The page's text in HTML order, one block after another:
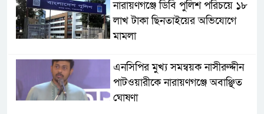
নারায়ণগঞ্জে ডিবি পুলিশ পরিচয়ে ১৮
লাখ টাকা ছিনতাইয়ের অভিযোগে
মামলা
এনসিপির মুখ্য সমন্বয়ক নাসীরুদ্দীন
পাটওয়ারীকে নারায়ণগঞ্জে অবাঞ্ছিত
ঘোষণা